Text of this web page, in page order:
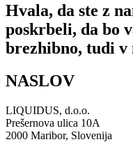
Hvala, da ste z
poskrbeli, da bo
brezhibno, tudi v
NASLOV
LIQUIDUS, d.o.o.
Prešernova ulica 10A
2000 Maribor, Slovenija